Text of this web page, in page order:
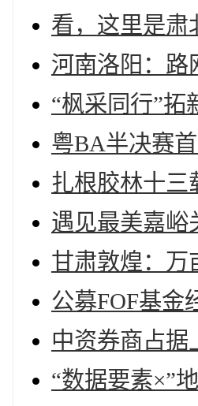
看，这里是肃
河南洛阳：路
“枫采同行”
粤BA半决赛
扎根胶林十三
遇见最美嘉峪
甘肃敦煌：万
公募FOF基金
中资券商占据
“数据要素×”